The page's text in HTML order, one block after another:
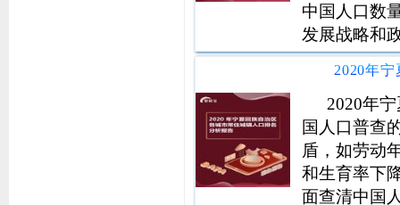
中国人口数
发展战略和
济和社会发
义现代化国
确的统计信
2020年
国人口普查
盾，如劳动
和生育率下
面查清中国